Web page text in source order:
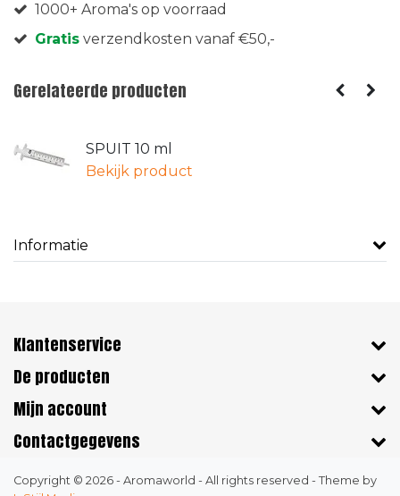
1000+ Aroma's op voorraad
Gratis verzendkosten vanaf €50,-
Gerelateerde producten
SPUIT 10 ml
Bekijk product
Informatie
Klantenservice
De producten
Mijn account
Contactgegevens
Copyright © 2026 - Aromaworld - All rights reserved - Theme by